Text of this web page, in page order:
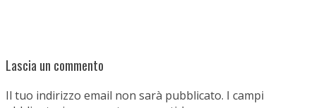
Lascia un commento
Il tuo indirizzo email non sarà pubblicato. I campi